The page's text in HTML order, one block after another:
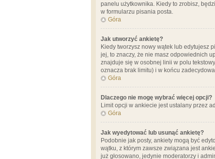
panelu użytkownika. Kiedy to zrobisz,
w formularzu pisania posta.
Góra
Jak utworzyć ankietę?
Kiedy tworzysz nowy wątek lub edytujesz
jej, to znaczy, że nie masz odpowiednich
znajduje się w osobnej linii w polu
oznacza brak limitu) i w końcu
Góra
Dlaczego nie mogę wybrać więcej opcji?
Limit opcji w ankiecie jest ustalany przez
Góra
Jak wyedytować lub usunąć ankietę?
Podobnie jak posty, ankiety mogą być
wątku, z którym zawsze związana jest
już głosowano, jedynie moderatorzy i